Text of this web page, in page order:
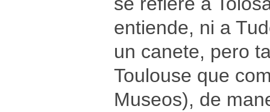
entiende, ni a
un canete, pero
Toulouse que
Museos), de